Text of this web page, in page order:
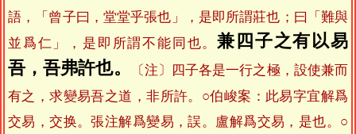
語，「曾子曰，堂堂乎張也」，是即所謂莊也；曰「難與
並爲仁」，是即所謂不能同也。兼四子之有以易
吾，吾弗許也。
〔注〕四子各是一行之極，設使兼而
有之，求變易吾之道，非所許。○伯峻案：此易字宜解爲
交易，交换。張注解爲變易，誤。盧解爲交易，是也。○